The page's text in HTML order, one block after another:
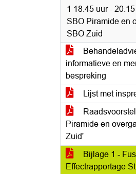
1 18.45 uur -
SBO Piramide en
SBO Zuid
informatieve en
bespreking
Lijst met
Piramide en
Zuid'
Bijlage 1 -
Effectrapportage